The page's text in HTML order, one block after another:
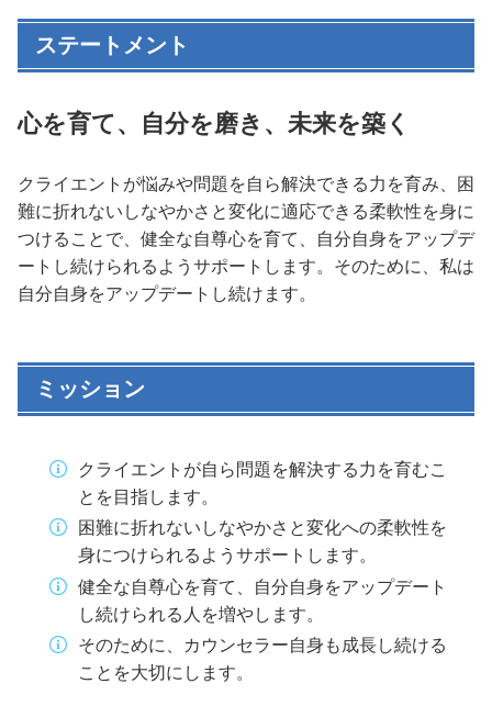
ステートメント
心を育て、自分を磨き、未来を築く
クライエントが悩みや問題を自ら解決できる力を育み、困
難に折れないしなやかさと変化に適応できる柔軟性を身に
つけることで、健全な自尊心を育て、自分自身をアップデ
ートし続けられるようサポートします。そのために、私は
自分自身をアップデートし続けます。
ミッション
クライエントが自ら問題を解決する力を育むこ
とを目指します。
困難に折れないしなやかさと変化への柔軟性を
身につけられるようサポートします。
健全な自尊心を育て、自分自身をアップデート
し続けられる人を増やします。
そのために、カウンセラー自身も成長し続ける
ことを大切にします。